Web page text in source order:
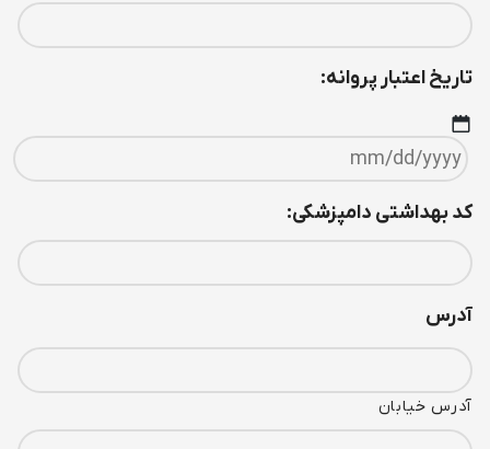
تاريخ اعتبار پروانه:
کد بهداشتی دامپزشکی:
آدرس
آدرس خیابان